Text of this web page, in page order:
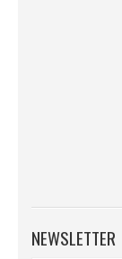
NEWSLETTER